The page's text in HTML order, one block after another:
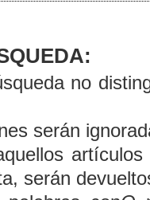
no
serán
artículos
serán